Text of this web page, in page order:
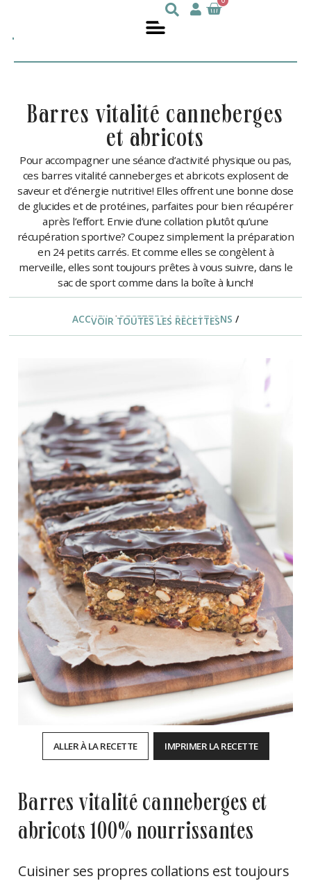
barres vitalité canneberges
et abricots
Pour accompagner une séance d’activité physique ou pas,
ces barres vitalité canneberges et abricots explosent de
saveur et d’énergie nutritive! Elles offrent une bonne dose
de glucides et de protéines, parfaites pour bien récupérer
après l’effort. Envie d’une collation plutôt qu’une
récupération sportive? Coupez simplement la préparation
en 24 petits carrés. Et comme elles se congèlent à
merveille, elles sont toujours prêtes à vous suivre, dans le
sac de sport comme dans la boîte à lunch!
ACCUEIL/RECETTES/ COLLATIONS /
VOIR TOUTES LES RECETTES
ALLER À LA RECETTE IMPRIMER LA RECETTE
barres vitalité canneberges et
abricots 100% nourrissantes
Cuisiner ses propres collations est toujours